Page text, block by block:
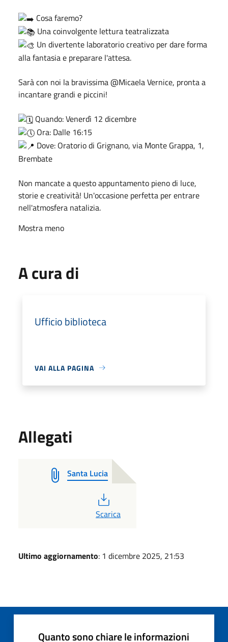
Cosa faremo?
Una coinvolgente lettura teatralizzata
Un divertente laboratorio creativo per dare forma
alla fantasia e preparare l'attesa.
Sarà con noi la bravissima @Micaela Vernice, pronta a
incantare grandi e piccini!
Quando: Venerdì 12 dicembre
Ora: Dalle 16:15
Dove: Oratorio di Grignano, via Monte Grappa, 1,
Brembate
Non mancate a questo appuntamento pieno di luce,
storie e creatività! Un'occasione perfetta per entrare
nell'atmosfera natalizia.
Mostra meno
A cura di
Ufficio biblioteca
VAI ALLA PAGINA
Allegati
Santa Lucia
PDF
Scarica
Ultimo aggiornamento: 1 dicembre 2025, 21:53
Quanto sono chiare le informazioni